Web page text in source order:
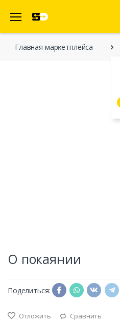
Главная марĸетплейса
О покаянии
Поделиться:
Отложить Сравнить